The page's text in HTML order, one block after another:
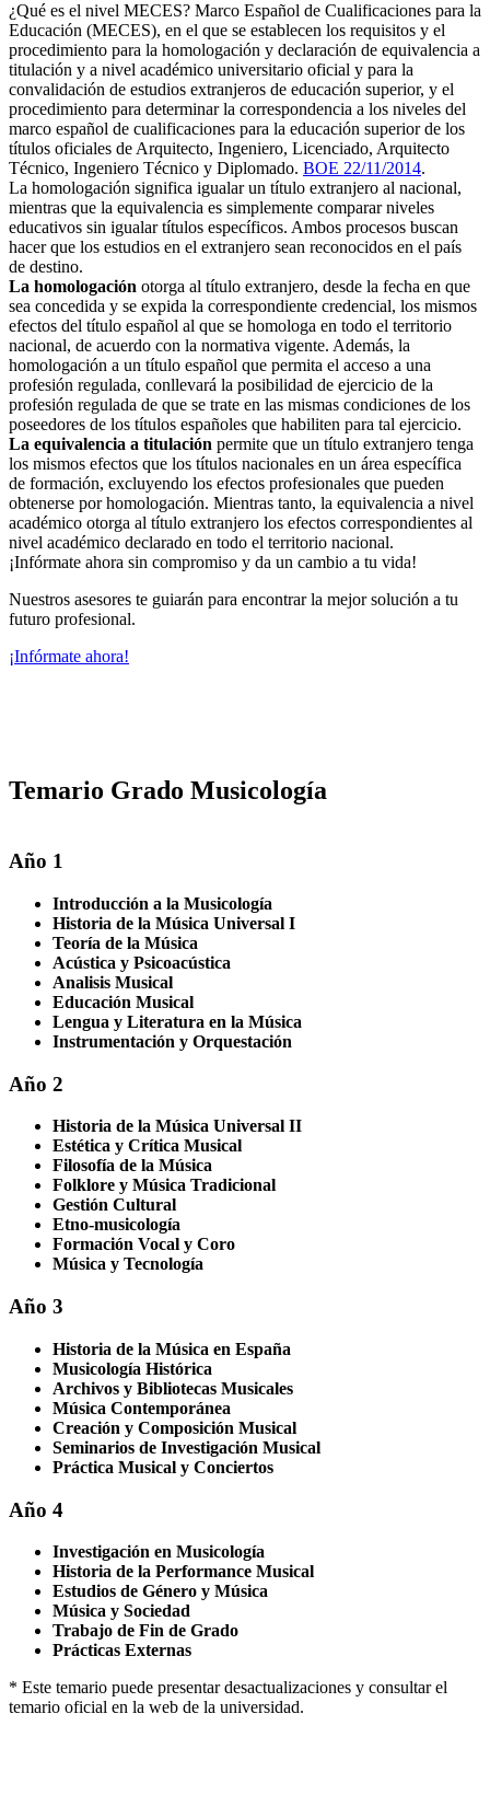
¿Qué es el nivel MECES? Marco Español de Cualificaciones para la
Educación (MECES), en el que se establecen los requisitos y el
procedimiento para la homologación y declaración de equivalencia a
titulación y a nivel académico universitario oficial y para la
convalidación de estudios extranjeros de educación superior, y el
procedimiento para determinar la correspondencia a los niveles del
marco español de cualificaciones para la educación superior de los
títulos oficiales de Arquitecto, Ingeniero, Licenciado, Arquitecto
Técnico, Ingeniero Técnico y Diplomado. BOE 22/11/2014.
La homologación significa igualar un título extranjero al nacional,
mientras que la equivalencia es simplemente comparar niveles
educativos sin igualar títulos específicos. Ambos procesos buscan
hacer que los estudios en el extranjero sean reconocidos en el país
de destino.
La homologación otorga al título extranjero, desde la fecha en que
sea concedida y se expida la correspondiente credencial, los mismos
efectos del título español al que se homologa en todo el territorio
nacional, de acuerdo con la normativa vigente. Además, la
homologación a un título español que permita el acceso a una
profesión regulada, conllevará la posibilidad de ejercicio de la
profesión regulada de que se trate en las mismas condiciones de los
poseedores de los títulos españoles que habiliten para tal ejercicio.
La equivalencia a titulación permite que un título extranjero tenga
los mismos efectos que los títulos nacionales en un área específica
de formación, excluyendo los efectos profesionales que pueden
obtenerse por homologación. Mientras tanto, la equivalencia a nivel
académico otorga al título extranjero los efectos correspondientes al
nivel académico declarado en todo el territorio nacional.
¡Infórmate ahora sin compromiso y da un cambio a tu vida!
Nuestros asesores te guiarán para encontrar la mejor solución a tu
futuro profesional.
¡Infórmate ahora!
Temario Grado Musicología
Año 1
Introducción a la Musicología
Historia de la Música Universal I
Teoría de la Música
Acústica y Psicoacústica
Analisis Musical
Educación Musical
Lengua y Literatura en la Música
Instrumentación y Orquestación
Año 2
Historia de la Música Universal II
Estética y Crítica Musical
Filosofía de la Música
Folklore y Música Tradicional
Gestión Cultural
Etno-musicología
Formación Vocal y Coro
Música y Tecnología
Año 3
Historia de la Música en España
Musicología Histórica
Archivos y Bibliotecas Musicales
Música Contemporánea
Creación y Composición Musical
Seminarios de Investigación Musical
Práctica Musical y Conciertos
Año 4
Investigación en Musicología
Historia de la Performance Musical
Estudios de Género y Música
Música y Sociedad
Trabajo de Fin de Grado
Prácticas Externas
* Este temario puede presentar desactualizaciones y consultar el
temario oficial en la web de la universidad.